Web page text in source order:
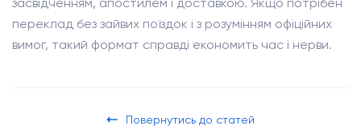
переклад без зайвих поїздок і з розумінням офіційних
вимог, такий формат справді економить час і нерви.
Повернутись до статей